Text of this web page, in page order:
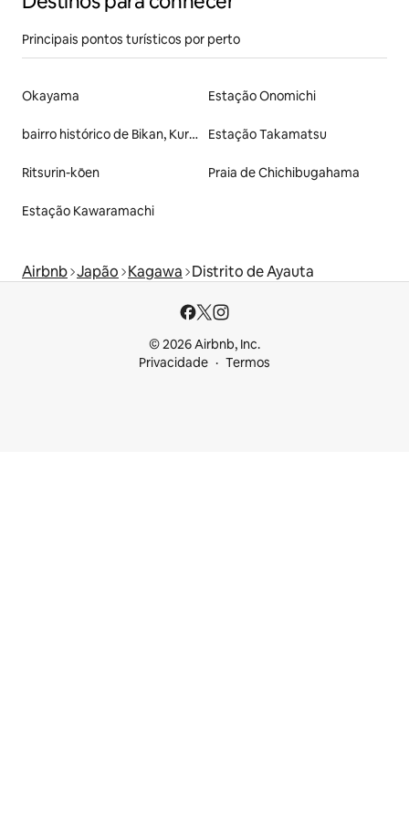
Principais pontos turísticos por perto
Okayama Estação Onomichi
bairro histórico de Bikan, Kurashiki Estação Takamatsu
Ritsurin-kōen Praia de Chichibugahama
Estação Kawaramachi
Airbnb Japão Kagawa Distrito de Ayauta
© 2026 Airbnb, Inc.
Privacidade
Termos